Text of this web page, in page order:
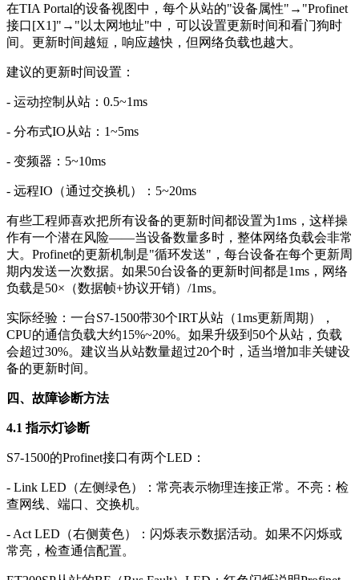
在TIA Portal的设备视图中，每个从站的"设备属性"→"Profinet
接口[X1]"→"以太网地址"中，可以设置更新时间和看门狗时
间。更新时间越短，响应越快，但网络负载也越大。
建议的更新时间设置：
- 运动控制从站：0.5~1ms
- 分布式IO从站：1~5ms
- 变频器：5~10ms
- 远程IO（通过交换机）：5~20ms
有些工程师喜欢把所有设备的更新时间都设置为1ms，这样操
作有一个潜在风险——当设备数量多时，整体网络负载会非常
大。Profinet的更新机制是"循环发送"，每台设备在每个更新周
期内发送一次数据。如果50台设备的更新时间都是1ms，网络
负载是50×（数据帧+协议开销）/1ms。
实际经验：一台S7-1500带30个IRT从站（1ms更新周期），
CPU的通信负载大约15%~20%。如果升级到50个从站，负载
会超过30%。建议当从站数量超过20个时，适当增加非关键设
备的更新时间。
四、故障诊断方法
4.1 指示灯诊断
S7-1500的Profinet接口有两个LED：
- Link LED（左侧绿色）：常亮表示物理连接正常。不亮：检
查网线、端口、交换机。
- Act LED（右侧黄色）：闪烁表示数据活动。如果不闪烁或
常亮，检查通信配置。